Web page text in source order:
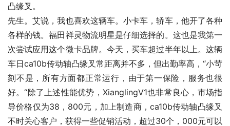
凸缘叉。
先生。艾说，我也喜欢这辆车。小卡车，轿车，他开了各种
各样的钱。福田祥灵物流明星是仔细选择的。这也是我第一
次尝试应用这个微卡品牌。今天，买车超过半年以上。这辆
车日ca10b传动轴凸缘叉常距离并不多，但出勤率高，“小苛
刻不是，所有方面都正常运行，由于第一保险，服务也很
好。“除了上述性能优势，XianglingV1也非常良心，市场指
导价格仅为38，800元，加上制造商，ca10b传动轴凸缘叉
不时关心客户，获得一些促销活动，超过30个，000元可以